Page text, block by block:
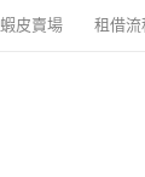
蝦皮賣場 租借